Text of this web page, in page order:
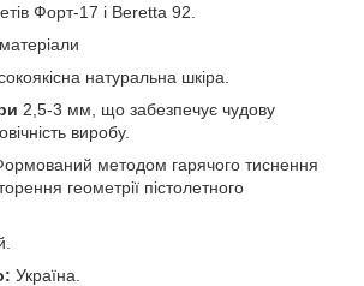
Форт-17 і Beretta 92.
натуральна шкіра.
2,5-3 мм, що забезпечує чудову
виробу.
методом гарячого тиснення
геометрії пістолетного
Україна.